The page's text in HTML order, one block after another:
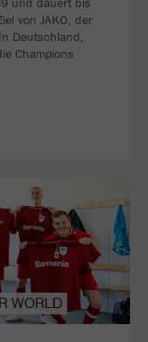
von JAKO, der
Deutschland,
Champions